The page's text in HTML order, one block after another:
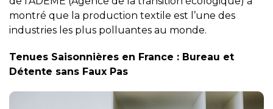
montré que la production textile est l’une des
industries les plus polluantes au monde.
Tenues Saisonnières en France : Bureau et
Détente sans Faux Pas